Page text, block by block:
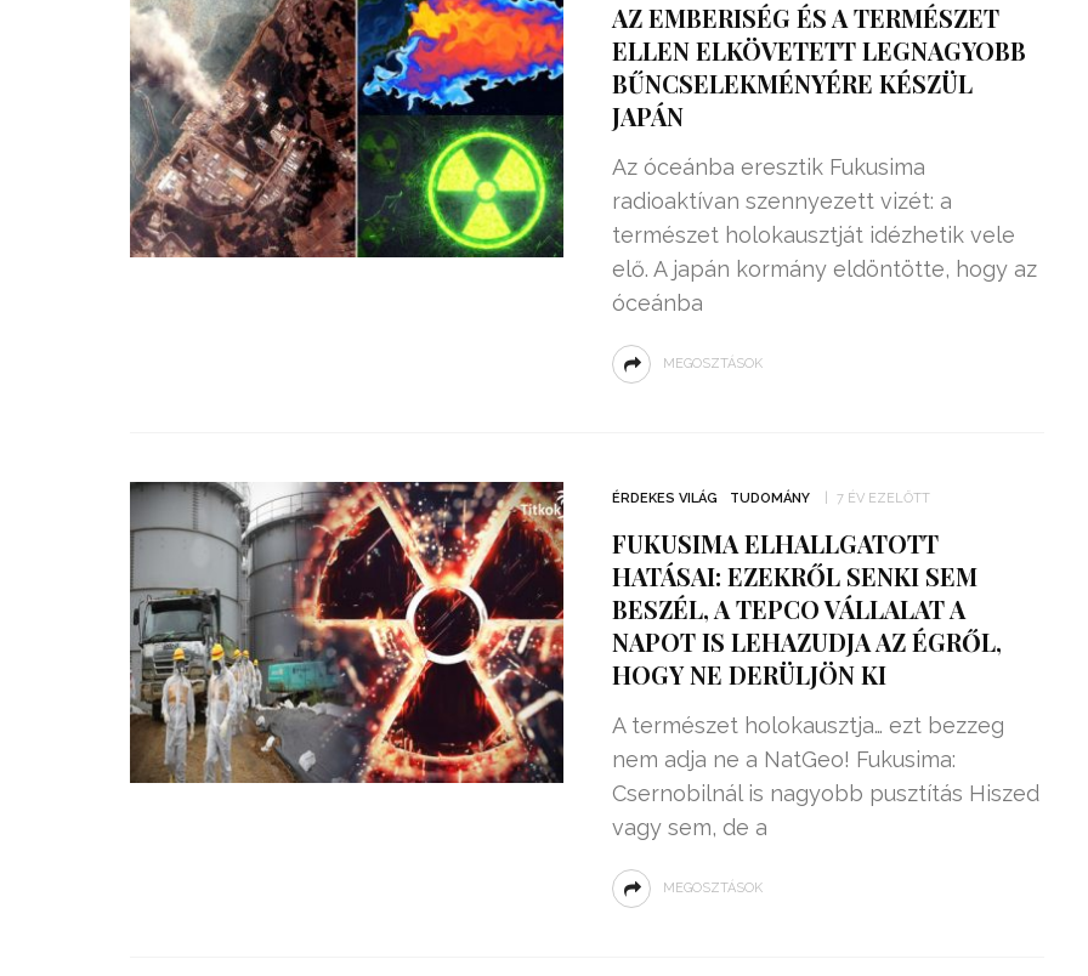
AZ EMBERISÉG ÉS A TERMÉSZET
ELLEN ELKÖVETETT LEGNAGYOBB
BŰNCSELEKMÉNYÉRE KÉSZÜL
JAPÁN
Az óceánba eresztik Fukusima
radioaktívan szennyezett vizét: a
természet holokausztját idézhetik vele
elő. A japán kormány eldöntötte, hogy az
óceánba
MEGOSZTÁSOK
ÉRDEKES VILÁG TUDOMÁNY 7 ÉV EZELŐTT
FUKUSIMA ELHALLGATOTT
HATÁSAI: EZEKRŐL SENKI SEM
BESZÉL, A TEPCO VÁLLALAT A
NAPOT IS LEHAZUDJA AZ ÉGRŐL,
HOGY NE DERÜLJÖN KI
A természet holokausztja… ezt bezzeg
nem adja ne a NatGeo! Fukusima:
Csernobilnál is nagyobb pusztítás Hiszed
vagy sem, de a
MEGOSZTÁSOK